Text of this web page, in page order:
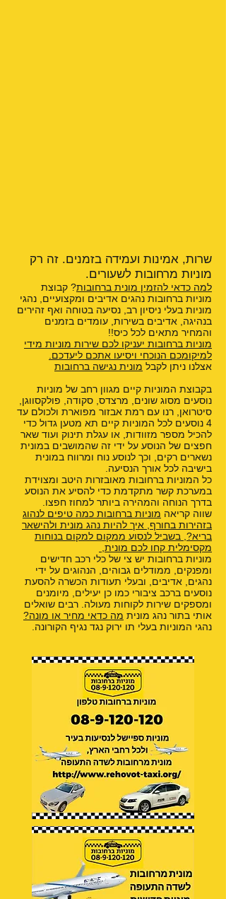
שרות, אמינות ועמידה בזמנים. זה רק
מוניות מרחובות לשעורים.
למה כדאי להזמין מונית ברחובות? קבוצת
מוניות ברחובות נהגים אדיבים ומקצועיים, נהגי
מוניות בעלי ניסיון רב, נסיעה בטוחה ואף זהירים
בנהיגה, אדיבים בשירות, עומדים בזמנים
והמחיר מתאים לכל כיס!!
מוניות ברחובות יעניקו לכם שירות מוניות מידי
למיקומכם הנוכחי ויסיעו אתכם ליעדכם.
אצלנו ניתן לקבל מונית נגישה ברחובות
בקבוצת המוניות קיים מגוון רחב של מוניות
נוסעים מסוג שונים, מרצדס, סקודה, פולקסווגן,
סיטרואן, רנו עם רמת אבזור מפוארת ולכולם עד
4 נוסעים לכל המוניות קיים תא מטען גדול כדי
להכיל מספר מזוודות, או עגלת תינוק ועוד שאר
חפצים של הנוסע על ידי זה שהמושבים במונית
נשארים רקים, וכך לנוסע נוח ומרווח במונית
בישיבה לכל אורך הנסיעה.
כל המוניות ברחובות מאובזרות היטב ומצוידת
במערכת קשר מתקדמת כדי להסיע את הנוסע
בדרך הנוחה והמהירה ביותר למחוז חפצו.
שווה קריאה מוניות ברחובות כמה טיפים לנהוג
בזהירות בחורף
איך להיות נהג מונית ולהישאר
בריא? בשביל לנסוע ממקום למקום בנוחות
מקסימלית קחו לכם מונית
מוניות ברחובות יש צי של כלי רכב חדישים
ומפנקים, ממודלים גבוהים, הנהוגים על ידי
נהגים, אדיבים, ובעלי תעודות הכשרה להסעת
נוסעים ברכב ציבורי כמו כן יעילים, מיומנים
ומספקים שירות לקוחות מעולה. רבים שואלים
אותי בתור נהג מונית מה כדאי מחיר או מונה?
נהגי המוניות בעלי תו ירוק נגד נגיף הקורונה.